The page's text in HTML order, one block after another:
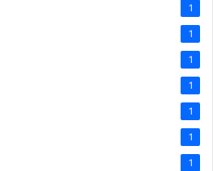
1
1
1
1
1
1
1